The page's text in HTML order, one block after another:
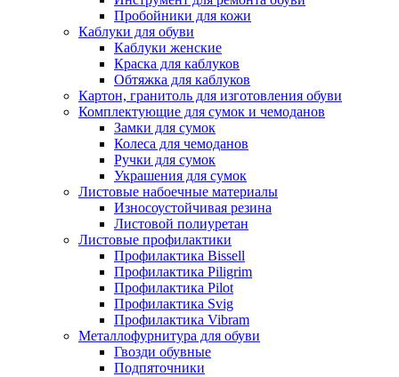
Пробойники для кожи
Каблуки для обуви
Каблуки женские
Краска для каблуков
Обтяжка для каблуков
Картон, гранитоль для изготовления обуви
Комплектующие для сумок и чемоданов
Замки для сумок
Колеса для чемоданов
Ручки для сумок
Украшения для сумок
Листовые набоечные материалы
Износоустойчивая резина
Листовой полиуретан
Листовые профилактики
Профилактика Bissell
Профилактика Piligrim
Профилактика Pilot
Профилактика Svig
Профилактика Vibram
Металлофурнитура для обуви
Гвозди обувные
Подпяточники